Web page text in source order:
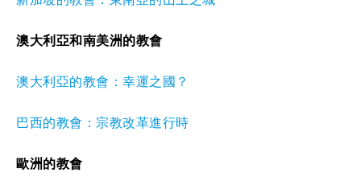
澳大利亞和南美洲的教會
澳大利亞的教會：幸運之國？
巴西的教會：宗教改革進行時
歐洲的教會